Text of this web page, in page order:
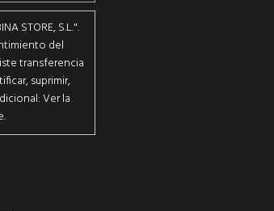
STORE, S.L.".
del
transferencia
suprimir,
Ver la